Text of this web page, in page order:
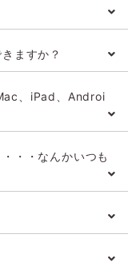
の両方をお持ち込
単体でもかまいませ
いる方は領収書のプ
場合は、委任状が必
ら）
る場合があるので、
おすすめいたしま
ますか？
、iPad、Androi
などが受付可能で
のでご注意くださ
・・なんかいつも
判断いたします。
ります。